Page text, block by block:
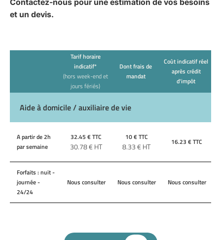
Contactez-nous pour une estimation de vos besoins
et un devis.
Tarif horaire
indicatif*
(hors week-end et
jours fériés)
Dont frais de
mandat
Coût indicatif réel
après crédit
d'impôt
Aide à domicile / auxiliaire de vie
A partir de 2h
par semaine
32.45 € TTC
30.78€ HT
10€ TTC
8.33€ HT 16.23 € TTC
Forfaits : nuit -
journée -
24/24
Nous consulter Nous consulter Nous consulter